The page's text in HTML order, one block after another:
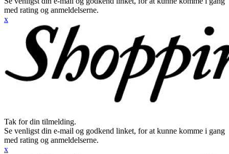
med rating og anmeldelserne.
x
Tak for din tilmelding.
Se venligst din e-mail og godkend linket, for at kunne komme i gang
med rating og anmeldelserne.
x